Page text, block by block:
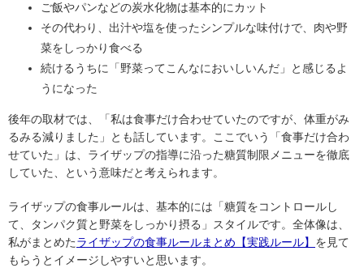
ご飯やパンなどの炭水化物は基本的にカット
その代わり、出汁や塩を使ったシンプルな味付けで、肉や野
菜をしっかり食べる
続けるうちに「野菜ってこんなにおいしいんだ」と感じるよ
うになった
後年の取材では、「私は食事だけ合わせていたのですが、体重がみ
るみる減りました」とも話しています。ここでいう「食事だけ合わ
せていた」は、ライザップの指導に沿った糖質制限メニューを徹底
していた、という意味だと考えられます。
ライザップの食事ルールは、基本的には「糖質をコントロールし
て、タンパク質と野菜をしっかり摂る」スタイルです。全体像は、
私がまとめたライザップの食事ルールまとめ【実践ルール】 を見て
もらうとイメージしやすいと思います。